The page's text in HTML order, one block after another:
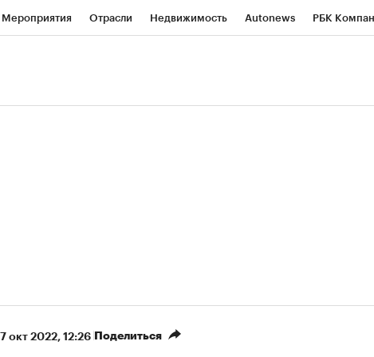
Мероприятия Отрасли Недвижимость Autonews РБК
окт 2022, 12:26 Поделиться